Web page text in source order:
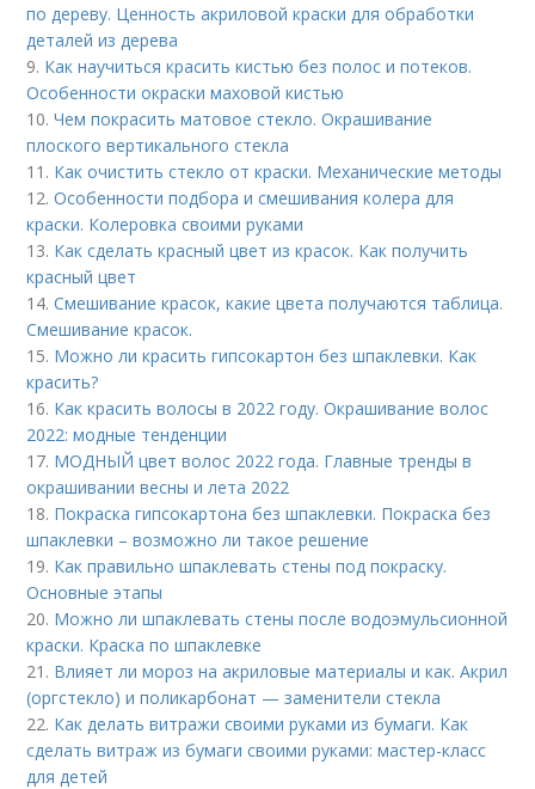
по дереву. Ценность акриловой краски для обработки
деталей из дерева
9. Как научиться красить кистью без полос и потеков.
Особенности окраски маховой кистью
10.Чем покрасить матовое стекло. Окрашивание
плоского вертикального стекла
11. Как очистить стекло от краски. Механические методы
12.Особенности подбора и смешивания колера для
краски. Колеровка своими руками
13. Как сделать красный цвет из красок. Как получить
красный цвет
14.Смешивание красок, какие цвета получаются таблица.
Смешивание красок.
15. Можно ли красить гипсокартон без шпаклевки. Как
красить?
16. Как красить волосы в 2022 году. Окрашивание волос
2022: модные тенденции
17. МОДНЫЙ цвет волос 2022 года. Главные тренды в
окрашивании весны и лета 2022
18. Покраска гипсокартона без шпаклевки. Покраска без
шпаклевки – возможно ли такое решение
19. Как правильно шпаклевать стены под покраску.
Основные этапы
20. Можно ли шпаклевать стены после водоэмульсионной
краски. Краска по шпаклевке
21. Влияет ли мороз на акриловые материалы и как. Акрил
(оргстекло) и поликарбонат — заменители стекла
22. Как делать витражи своими руками из бумаги. Как
сделать витраж из бумаги своими руками: мастер-класс
для детей